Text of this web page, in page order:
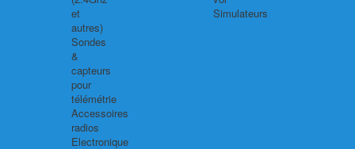
et
autres)
Sondes
&
capteurs
pour
télémétrie
Accessoires
radios
Electronique
Simulateurs